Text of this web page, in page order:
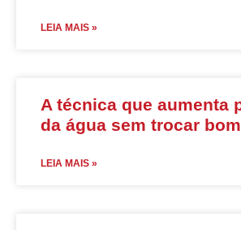
LEIA MAIS »
A técnica que aumenta
da água sem trocar
LEIA MAIS »